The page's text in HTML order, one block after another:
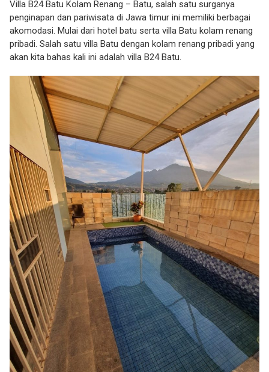
Villa B24 Batu Kolam Renang – Batu, salah satu surganya
penginapan dan pariwisata di Jawa timur ini memiliki berbagai
akomodasi. Mulai dari hotel batu serta villa Batu kolam renang
pribadi. Salah satu villa Batu dengan kolam renang pribadi yang
akan kita bahas kali ini adalah villa B24 Batu.